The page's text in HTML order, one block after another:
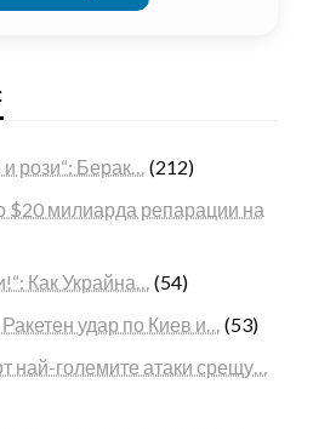
и рози“: Берак… (212)
милиарда репарации на
Как Украйна… (54)
удар по Киев и… (53)
най-големите атаки срещу…